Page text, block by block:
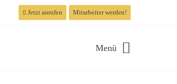
Jetzt anrufen Mitarbeiter werden!
Menü